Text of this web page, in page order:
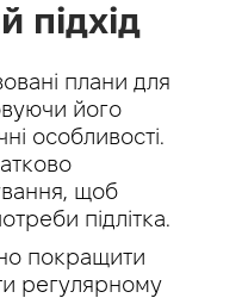
підхід
плани для
його
особливості.
щоб
підлітка.
покращити
регулярному